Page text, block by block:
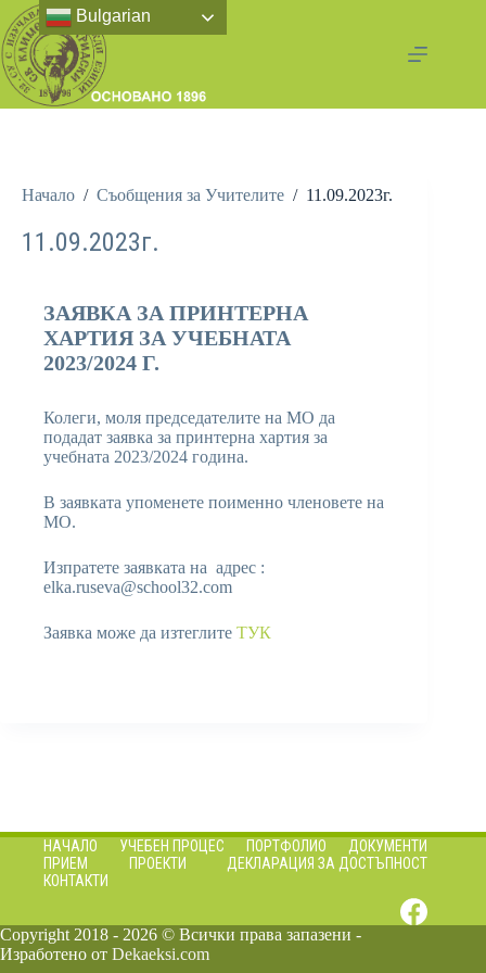
Начало / Съобщения за Учителите / 11.09.2023г.
11.09.2023г.
ЗАЯВКА ЗА ПРИНТЕРНА
ХАРТИЯ ЗА УЧЕБНАТА
2023/2024 Г.
Колеги, моля председателите на МО да
подадат заявка за принтерна хартия за
учебната 2023/2024 година.
В заявката упоменете поименно членовете на
МО.
Изпратете заявката на адрес :
elka.ruseva@school32.com
Заявка може да изтеглите ТУК
НАЧАЛО УЧЕБЕН ПРОЦЕС ПОРТФОЛИО
ДОКУМЕНТИ
ПРИЕМ
ПРОЕКТИ
ДЕКЛАРАЦИЯ ЗА ДОСТЪПНОСТ
КОНТАКТИ
Copyright 2018 - 2026 © Всички права запазени -
Изработено от Dekaeksi.com
Bulgarian